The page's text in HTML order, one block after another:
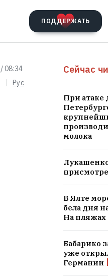
ПОДДЕРЖАТЬ
08:34
Рус
Сейчас
При атаке
молока
В Ялте
бела дня
На пляжах
Бабарико
уже
Германии